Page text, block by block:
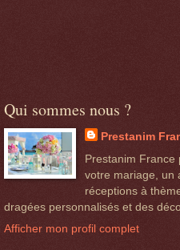
Qui sommes nous ?
Prestanim
Prestanim France
votre mariage, un
réceptions à
dragées personnalisés et des
Afficher mon profil complet